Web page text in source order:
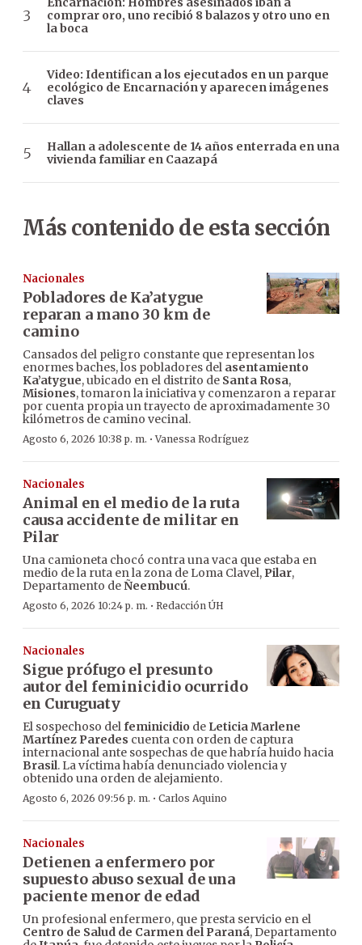
comprar oro, uno recibió 8 balazos y otro uno en
la boca
Video: Identifican a los ejecutados en un parque
ecológico de Encarnación y aparecen imágenes
claves
Hallan a adolescente de 14 años enterrada en una
vivienda familiar en Caazapá
Más contenido de esta sección
Nacionales
Pobladores de Ka’atygue
reparan a mano 30 km de
camino
Cansados del peligro constante que representan los
enormes baches, los pobladores del asentamiento
Ka’atygue, ubicado en el distrito de Santa Rosa,
Misiones, tomaron la iniciativa y comenzaron a reparar
por cuenta propia un trayecto de aproximadamente 30
kilómetros de camino vecinal.
Agosto 6, 2026 10:38 p. m. ·Vanessa Rodríguez
Nacionales
Animal en el medio de la ruta
causa accidente de militar en
Pilar
Una camioneta chocó contra una vaca que estaba en
medio de la ruta en la zona de Loma Clavel, Pilar,
Departamento deÑeembucú.
Agosto 6, 2026 10:24 p. m. · Redacción ÚH
Nacionales
Sigue prófugo el presunto
autor del feminicidio ocurrido
en Curuguaty
El sospechoso delfeminicidio de Leticia Marlene
Martínez Paredes cuenta con orden de captura
internacional ante sospechas de que habría huido hacia
Brasil. La víctima había denunciado violencia y
obtenido una orden de alejamiento.
Agosto 6, 2026 09:56 p. m. · Carlos Aquino
Nacionales
Detienen a enfermero por
supuesto abuso sexual de una
paciente menor de edad
Un profesional enfermero, que presta servicio en el
Centro de Salud de Carmen del Paraná, Departamento